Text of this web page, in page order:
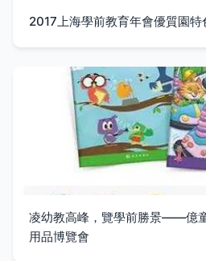
2017上海學前教育年會優質園特
凌幼教高峰，覽學前勝景——億
用品博覽會